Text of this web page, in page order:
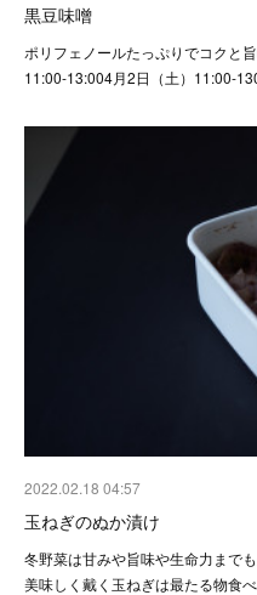
黒豆味噌
ポリフェノールたっぷりでコクと
11:00-13:004月2日（土）11:00-
2022.02.18 04:57
玉ねぎのぬか漬け
冬野菜は甘みや旨味や生命力まで
美味しく戴く玉ねぎは最たる物食